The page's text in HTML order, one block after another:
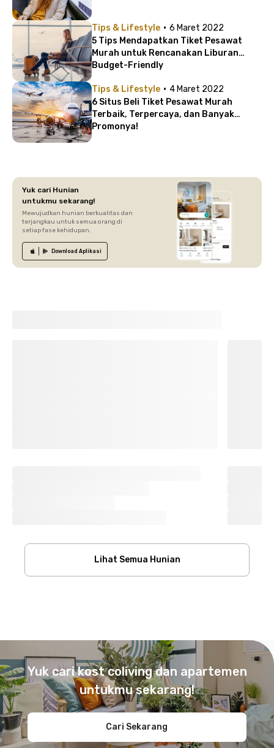
Tips & Lifestyle · 6 Maret 2022
5 Tips Mendapatkan Tiket Pesawat
Murah untuk Rencanakan Liburan
Budget-Friendly
Tips & Lifestyle · 4 Maret 2022
6 Situs Beli Tiket Pesawat Murah
Terbaik, Terpercaya, dan Banyak
Promonya!
Yuk cari Hunian
untukmu sekarang!
Mewujudkan hunian berkualitas dan
terjangkau untuk semua orang di
setiap fase kehidupan.
Download Aplikasi
Lihat Semua Hunian
Yuk cari kost coliving dan apartemen
untukmu sekarang!
Cari Sekarang